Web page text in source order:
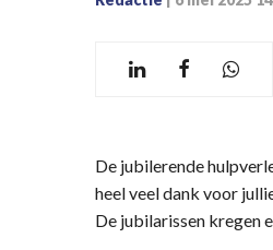
De jubilerende
heel veel dank voor
De jubilarissen kregen